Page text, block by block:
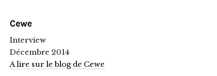
Cewe
Interview
Décembre 2014
A lire sur le blog de Cewe